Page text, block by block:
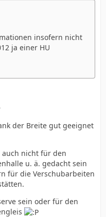
insofern nicht
ja einer HU
der Breite gut geeignet
nicht für den
u. ä. gedacht sein
für die Verschubarbeiten
sein oder für den